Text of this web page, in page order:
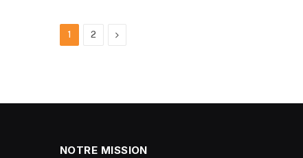
1 2 Next
NOTRE MISSION